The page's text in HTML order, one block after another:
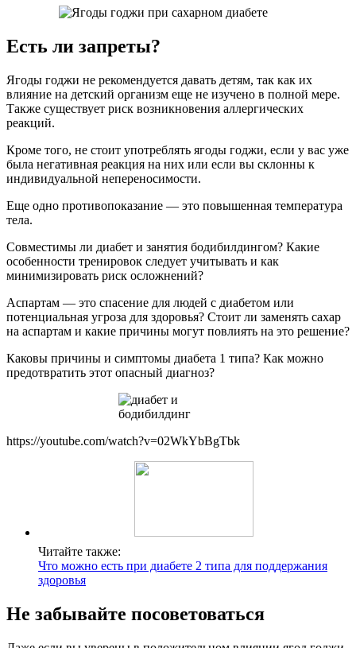
Есть ли запреты?
Ягоды годжи не рекомендуется давать детям, так как их
влияние на детский организм еще не изучено в полной мере.
Также существует риск возникновения аллергических
реакций.
Кроме того, не стоит употреблять ягоды годжи, если у вас уже
была негативная реакция на них или если вы склонны к
индивидуальной непереносимости.
Еще одно противопоказание — это повышенная температура
тела.
Совместимы ли диабет и занятия бодибилдингом? Какие
особенности тренировок следует учитывать и как
минимизировать риск осложнений?
Аспартам — это спасение для людей с диабетом или
потенциальная угроза для здоровья? Стоит ли заменять сахар
на аспартам и какие причины могут повлиять на это решение?
Каковы причины и симптомы диабета 1 типа? Как можно
предотвратить этот опасный диагноз?
https://youtube.com/watch?v=02WkYbBgTbk
Читайте также:
Что можно есть при диабете 2 типа для поддержания
здоровья
Не забывайте посоветоваться